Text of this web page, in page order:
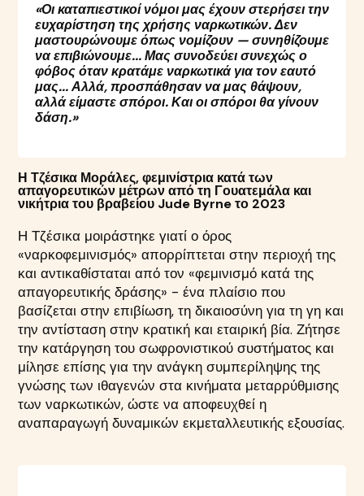
«Οι καταπιεστικοί νόμοι μας έχουν στερήσει την
ευχαρίστηση της χρήσης ναρκωτικών. Δεν
μαστουρώνουμε όπως νομίζουν — συνηθίζουμε
να επιβιώνουμε... Μας συνοδεύει συνεχώς ο
φόβος όταν κρατάμε ναρκωτικά για τον εαυτό
μας... Αλλά, προσπάθησαν να μας θάψουν,
αλλά είμαστε σπόροι. Και οι σπόροι θα γίνουν
δάση.»
Η Τζέσικα Μοράλες, φεμινίστρια κατά των
απαγορευτικών μέτρων από τη Γουατεμάλα και
νικήτρια του βραβείου Jude Byrne το 2023
Η Τζέσικα μοιράστηκε γιατί ο όρος
«ναρκοφεμινισμός» απορρίπτεται στην περιοχή της
και αντικαθίσταται από τον «φεμινισμό κατά της
απαγορευτικής δράσης» - ένα πλαίσιο που
βασίζεται στην επιβίωση, τη δικαιοσύνη για τη γη και
την αντίσταση στην κρατική και εταιρική βία. Ζήτησε
την κατάργηση του σωφρονιστικού συστήματος και
μίλησε επίσης για την ανάγκη συμπερίληψης της
γνώσης των ιθαγενών στα κινήματα μεταρρύθμισης
των ναρκωτικών, ώστε να αποφευχθεί η
αναπαραγωγή δυναμικών εκμεταλλευτικής εξουσίας.